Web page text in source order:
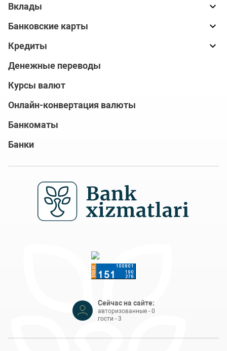
Вклады
Банковские карты
Кредиты
Денежные переводы
Курсы валют
Онлайн-конвертация валюты
Банкоматы
Банки
Сейчас на сайте:
авторизованные - 0
гости - 3